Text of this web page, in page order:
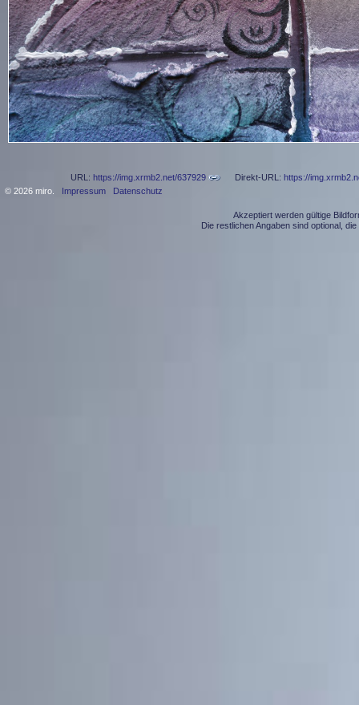
URL: https://img.xrmb2.net/637929 Direkt-URL: https://
© 2026 miro. Impressum Datenschutz
Akzeptiert werden gültige
Die restlichen Angaben sind optional,